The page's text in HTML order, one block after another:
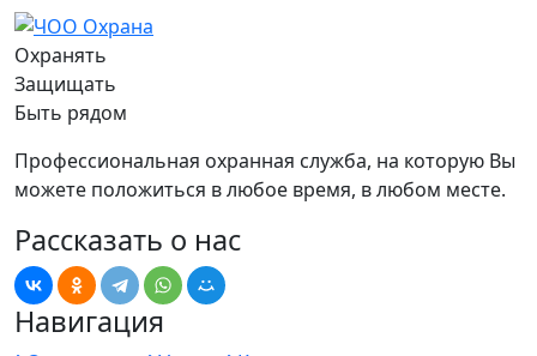
Охранять
Защищать
Быть рядом
Профессиональная охранная служба, на которую Вы
можете положиться в любое время, в любом месте.
Рассказать о нас
Навигация